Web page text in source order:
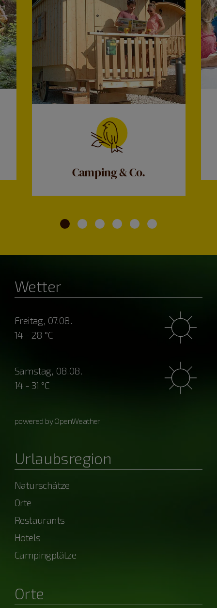
Camping & Co.
Wetter
Freitag, 07.08.
14 - 28 °C
Samstag, 08.08.
14 - 31 °C
powered by OpenWeather
Urlaubsregion
Naturschätze
Orte
Restaurants
Hotels
Campingplätze
Orte